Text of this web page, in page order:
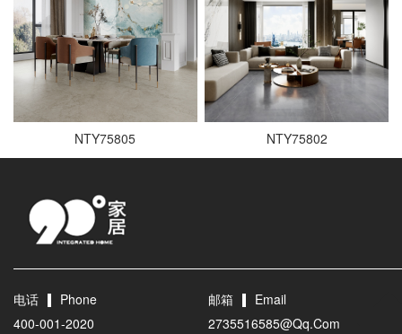
NTY75805 NTY75802
电话
Phone
400-001-2020
邮箱
Email
2735516585@qq.com